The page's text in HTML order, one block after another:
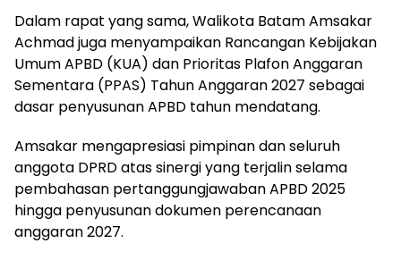
Dalam rapat yang sama, Walikota Batam Amsakar
Achmad juga menyampaikan Rancangan Kebijakan
Umum APBD (KUA) dan Prioritas Plafon Anggaran
Sementara (PPAS) Tahun Anggaran 2027 sebagai
dasar penyusunan APBD tahun mendatang.
Amsakar mengapresiasi pimpinan dan seluruh
anggota DPRD atas sinergi yang terjalin selama
pembahasan pertanggungjawaban APBD 2025
hingga penyusunan dokumen perencanaan
anggaran 2027.